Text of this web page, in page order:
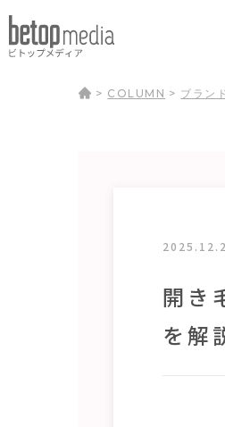
> COLUMN > ブランド
開き
を解